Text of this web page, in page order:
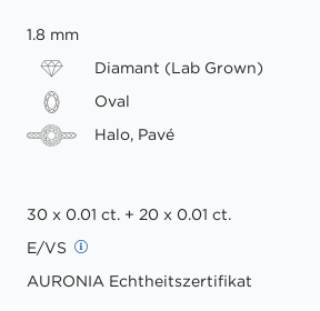
1.8 mm
Diamant (Lab Grown)
Oval
Halo, Pavé
30 x 0.01 ct. + 20 x 0.01 ct.
E/VS
AURONIA Echtheitszertifikat